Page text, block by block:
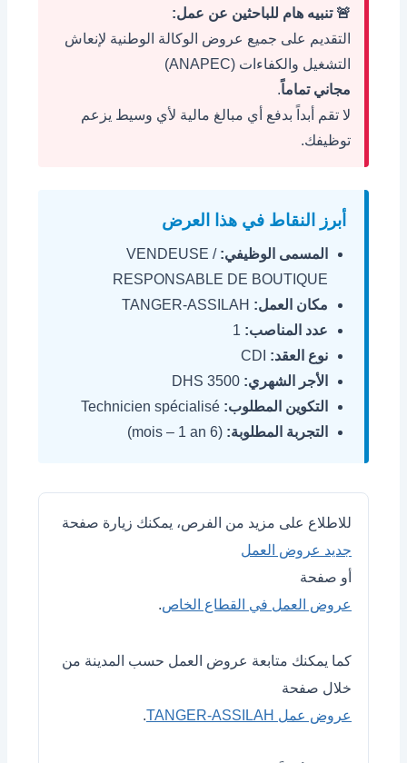
🚨 تنبيه هام للباحثين عن عمل:
التقديم على جميع عروض الوكالة الوطنية لإنعاش
التشغيل والكفاءات (ANAPEC)
مجاني تماماً.
لا تقم أبداً بدفع أي مبالغ مالية لأي وسيط يزعم
توظيفك.
أبرز النقاط في هذا العرض
المسمى الوظيفي: VENDEUSE /
RESPONSABLE DE BOUTIQUE
مكان العمل:
عدد المناصب:
نوع العقد:
الأجر الشهري:
التكوين المطلوب:
التجربة المطلوبة: (6 mois – 1 an)
للاطلاع على مزيد من الفرص، يمكنك زيارة صفحة
جديد عروض العمل
أو صفحة
عروض العمل في القطاع الخاص.
كما يمكنك متابعة عروض العمل حسب المدينة من
خلال صفحة
عروض عمل TANGER-ASSILAH
.